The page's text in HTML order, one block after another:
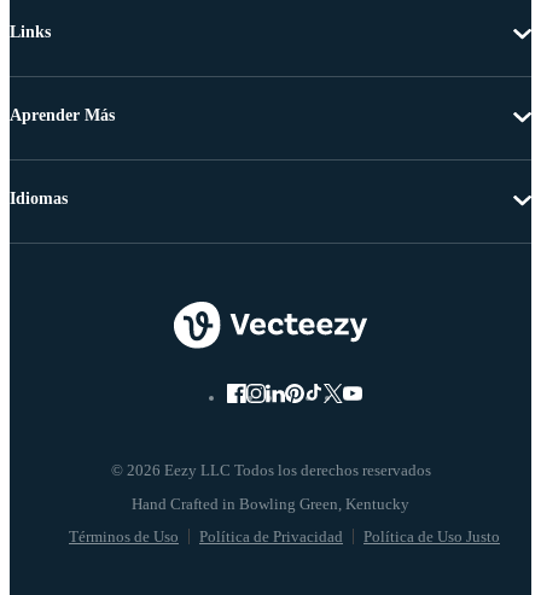
Links
Aprender Más
© 2026 Eezy LLC Todos los derechos reservados
Términos de Uso Política de Privacidad Política de Uso Justo
Idiomas